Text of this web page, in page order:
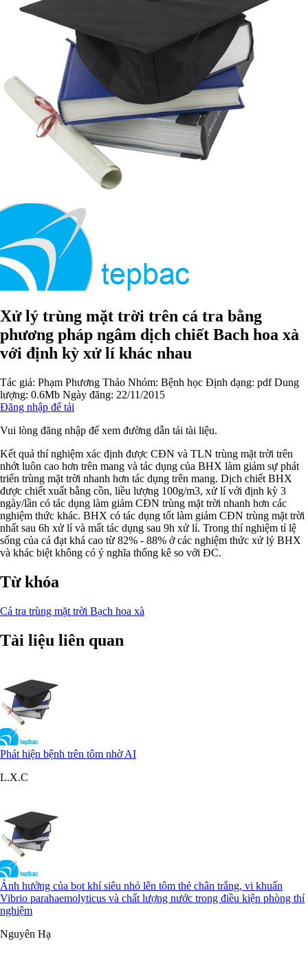
Xử lý trùng mặt trời trên cá tra bằng
phương pháp ngâm dịch chiết Bach hoa xà
với định kỳ xử lí khác nhau
Tác giả: Phạm Phương Thảo Nhóm: Bệnh học Định dạng: pdf Dung
lượng: 0.6Mb Ngày đăng: 22/11/2015
Đăng nhập để tải
Vui lòng đăng nhập để xem đường dẫn tải tài liệu.
Kết quả thí nghiệm xác định được CĐN và TLN trùng mặt trời trên
nhớt luôn cao hơn trên mang và tác dụng của BHX làm giảm sự phát
triển trùng mặt trời nhanh hơn tác dụng trên mang. Dịch chiết BHX
được chiết xuất bằng cồn, liều lượng 100g/m3, xử lí với định kỳ 3
ngày/lần có tác dụng làm giảm CĐN trùng mặt trời nhanh hơn các
nghiệm thức khác. BHX có tác dụng tốt làm giảm CĐN trùng mặt trời
nhất sau 6h xử lí và mất tác dụng sau 9h xử lí. Trong thí nghiệm tỉ lệ
sống của cá đạt khá cao từ 82% - 88% ở các nghiệm thức xử lý BHX
và khác biệt không có ý nghĩa thống kê so với ĐC.
Từ khóa
Cá tra trùng mặt trời Bạch hoa xà
Tài liệu liên quan
Phát hiện bệnh trên tôm nhờ AI
L.X.C
Ảnh hưởng của bọt khí siêu nhỏ lên tôm thẻ chân trắng, vi khuẩn
Vibrio parahaemolyticus và chất lượng nước trong điều kiện phòng thí
nghiệm
Nguyên Hạ